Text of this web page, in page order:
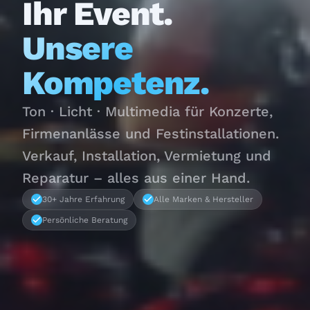
Ihr Event.
Unsere
Kompetenz.
Ton · Licht · Multimedia für Konzerte,
Firmenanlässe und Festinstallationen.
Verkauf, Installation, Vermietung und
Reparatur – alles aus einer Hand.
30+ Jahre Erfahrung Alle Marken & Hersteller
Persönliche Beratung